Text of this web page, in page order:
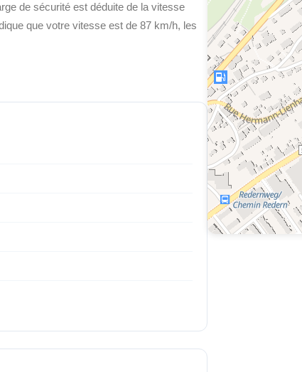
de sécurité est déduite de la vitesse
que votre vitesse est de 87 km/h, les